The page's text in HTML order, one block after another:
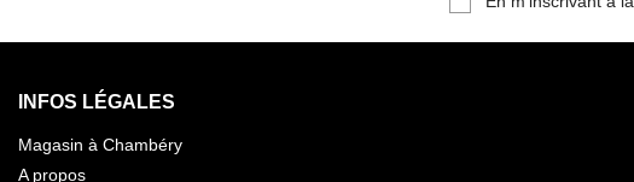
INFOS LÉGALES
Magasin à Chambéry
A propos